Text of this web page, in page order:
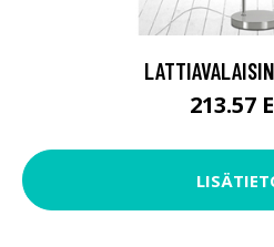
213.57